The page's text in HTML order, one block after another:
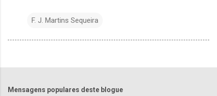
F. J. Martins Sequeira
Mensagens populares deste blogue